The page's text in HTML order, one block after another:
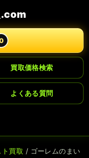
.com
買取価格検索
よくある質問
ト買取 / ゴーレムのまい